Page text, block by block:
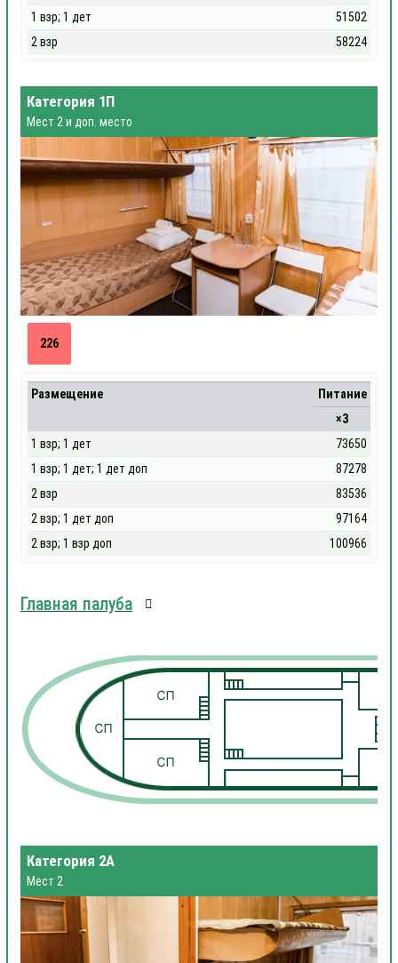
1 взр; 1 дет
51502
2 взр
58224
Категория 1П
Мест 2 и доп. место
226
Размещение
Питание
×3
1 взр; 1 дет
73650
1 взр; 1 дет; 1 дет доп
87278
2 взр
83536
2 взр; 1 дет доп
97164
2 взр; 1 взр доп
100966
Главная палуба
Категория 2А
Мест 2